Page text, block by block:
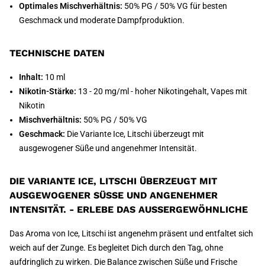
Optimales Mischverhältnis: 50% PG / 50% VG für besten
Geschmack und moderate Dampfproduktion.
TECHNISCHE DATEN
Inhalt: 10 ml
Nikotin-Stärke: 13 - 20 mg/ml - hoher Nikotingehalt, Vapes mit
Nikotin
Mischverhältnis: 50% PG / 50% VG
Geschmack: Die Variante Ice, Litschi überzeugt mit
ausgewogener Süße und angenehmer Intensität.
DIE VARIANTE ICE, LITSCHI ÜBERZEUGT MIT
AUSGEWOGENER SÜSSE UND ANGENEHMER I
NTENSITÄT. - ERLEBE DAS AUSSERGEWÖHNLICHE
Das Aroma von Ice, Litschi ist angenehm präsent und entfaltet sich
weich auf der Zunge. Es begleitet Dich durch den Tag, ohne
aufdringlich zu wirken. Die Balance zwischen Süße und Frische